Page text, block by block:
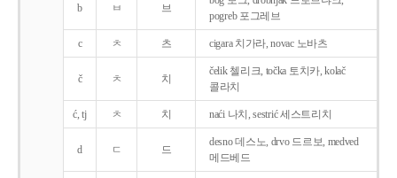
b ㅂ 브
pogreb 포그레브
c ㅊ 츠 cigara 치가라, novac 노바츠
č ㅊ 치
čelik 첼리크, točka 토치카, kolač
콜라치
ć, tj ㅊ 치 naći 나치, sestrić 세스트리치
d ㄷ 드
desno 데스노, drvo 드르보, medved
메드베드